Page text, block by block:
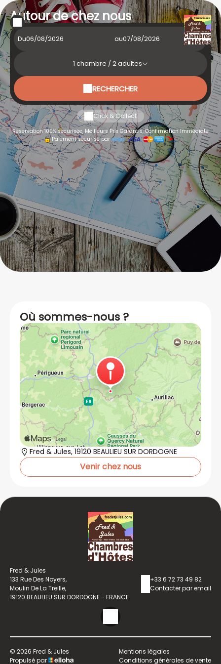
Autour de chez nous
Du au
1 chambre /2adultes
RECHERCHER
Click & Collect
Réservation 100% sécurisée, Meilleurs Prix Garantis, Confirmation Immédiate
Paiement sécurisé par
Où sommes-nous ?
Fred & Jules, 19120 BEAULIEU SUR DORDOGNE
Venir chez nous
Fred & Jules
133 Rue Des Noyers,
Moulin De La Treille,
19120 BEAULIEU SUR DORDOGNE - FRANCE
+33 6 72 73 49 82
Contacter par email
© 2026 Fred & Jules
Propulsé par
Mentions légales
Conditions générales de vente